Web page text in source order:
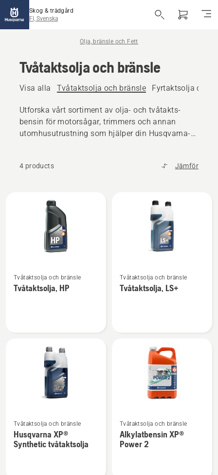
Skog & trädgård
FI, Svenska
Olja, bränsle och Fett
Tvåtaktsolja och bränsle
Visa alla Tvåtaktsolja och bränsle Fyrtaktsolja och
Utforska vårt sortiment av olja- och tvåtakts-
bensin för motorsågar, trimmers och annan
utomhusutrustning som hjälper din Husqvarna-
4 products Jämför
produkter
mer
information
Tvåtaktsolja och bränsle
Tvåtaktsolja, HP
mer
information
Tvåtaktsolja och bränsle
Tvåtaktsolja, LS+
mer
information
om
Tvåtaktsolja och bränsle
Husqvarna XP®
Synthetic tvåtaktsolja
mer
information
om
Tvåtaktsolja och bränsle
Alkylatbensin XP®
Power 2